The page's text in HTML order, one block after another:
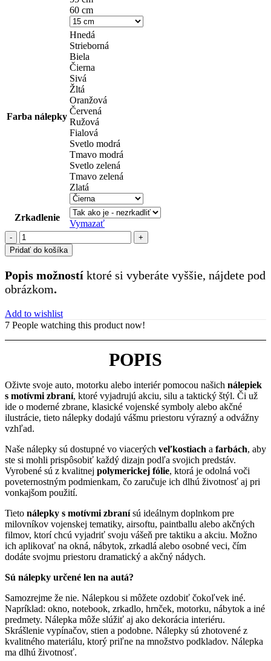
60 cm
Farba nálepky
Hnedá
Strieborná
Biela
Čierna
Sivá
Žltá
Oranžová
Červená
Ružová
Fialová
Svetlo modrá
Tmavo modrá
Svetlo zelená
Tmavo zelená
Zlatá
Zrkadlenie
Vymazať
množstvo
zbrane
(16)
Pridať do košíka
Popis možností ktoré si vyberáte vyššie, nájdete pod
obrázkom.
Add to wishlist
7 People watching this product now!
POPIS
Oživte svoje auto, motorku alebo interiér pomocou našich nálepiek
s motívmi zbraní, ktoré vyjadrujú akciu, silu a taktický štýl. Či už
ide o moderné zbrane, klasické vojenské symboly alebo akčné
ilustrácie, tieto nálepky dodajú vášmu priestoru výrazný a odvážny
vzhľad.
Naše nálepky sú dostupné vo viacerých veľkostiach a farbách, aby
ste si mohli prispôsobiť každý dizajn podľa svojich predstáv.
Vyrobené sú z kvalitnej polymerickej fólie, ktorá je odolná voči
poveternostným podmienkam, čo zaručuje ich dlhú životnosť aj pri
vonkajšom použití.
Tieto nálepky s motívmi zbranísú ideálnym doplnkom pre
milovníkov vojenskej tematiky, airsoftu, paintballu alebo akčných
filmov, ktorí chcú vyjadriť svoju vášeň pre taktiku a akciu. Možno
ich aplikovať na okná, nábytok, zrkadlá alebo osobné veci, čím
dodáte svojmu priestoru dramatický a akčný nádych.
Sú nálepky určené len na autá?
Samozrejme že nie. Nálepkou si môžete ozdobiť čokoľvek iné.
Napríklad: okno, notebook, zrkadlo, hrnček, motorku, nábytok a iné
predmety. Nálepka môže slúžiť aj ako dekorácia interiéru.
Skrášlenie vypínačov, stien a podobne. Nálepky sú zhotovené z
kvalitného materiálu, ktorý priľne na množstvo podkladov. Nálepka
ma dlhú životnosť.